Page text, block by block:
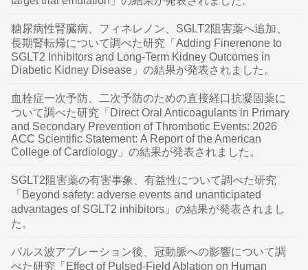
糖尿病性腎臓病、フィネレノン、SGLT2阻害薬へ追加、
長期腎転帰について調べた研究「Adding Finerenone to
SGLT2 Inhibitors and Long-Term Kidney Outcomes in
Diabetic Kidney Disease」の結果が発表されました。
血栓症一次予防、二次予防のための直接経口抗凝固薬に
ついて調べた研究「Direct Oral Anticoagulants in Primary
and Secondary Prevention of Thrombotic Events: 2026
ACC Scientific Statement: A Report of the American
College of Cardiology」の結果が発表されました。
SGLT2阻害薬の有害事象、有益性について調べた研究
「Beyond safety: adverse events and unanticipated
advantages of SGLT2 inhibitors」の結果が発表されまし
た。
パルス波アブレーション後、冠動脈への影響について調
べた研究「Effect of Pulsed-Field Ablation on Human